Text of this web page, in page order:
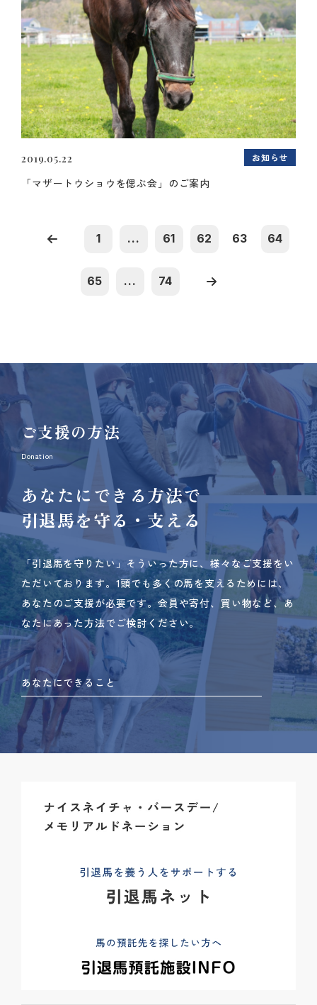
2019.05.22 お知らせ
「マザートウショウを偲ぶ会」のご案内
1 ... 61 62 63 64
65 ... 74
ご支援の方法
Donation
あなたにできる方法で
引退馬を守る・支える
「引退馬を守りたい」そういった方に、様々なご支援をい
ただいております。 1頭でも多くの馬を支えるためには、
あなたのご支援が必要です。 会員や寄付、買い物など、あ
なたにあった方法でご検討ください。
あなたにできること